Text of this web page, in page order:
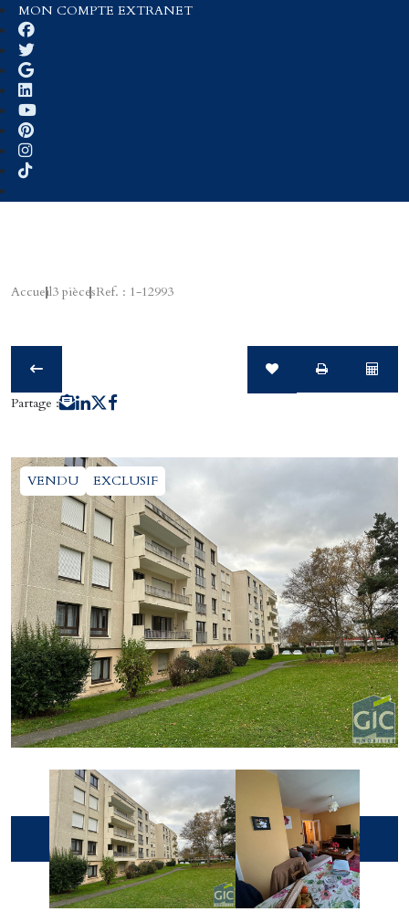
MON COMPTE EXTRANET
Accueil3 piècesRef. : 1-12993
Partage :
VENDU EXCLUSIF